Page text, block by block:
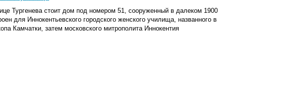
Тургенева стоит дом под номером 51, сооруженный в далеком 1900
для Иннокентьевского городского женского училища, названного в
Камчатки, затем московского митрополита Иннокентия